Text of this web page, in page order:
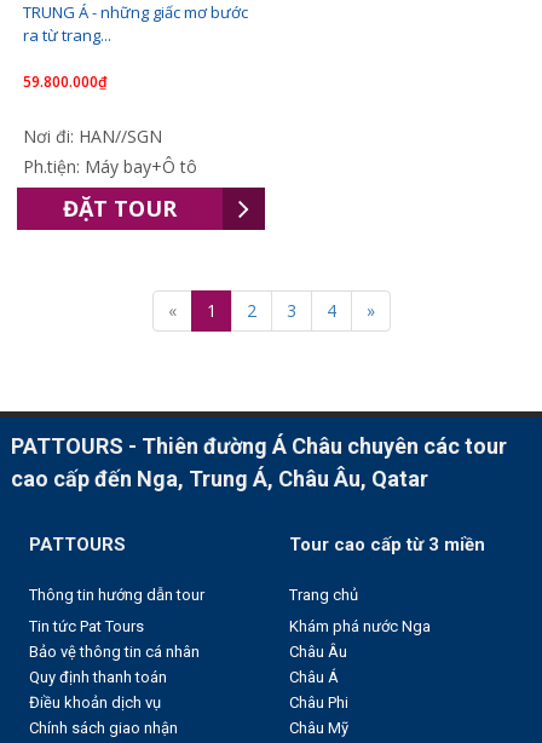
TRUNG Á - những giấc mơ bước
ra từ trang...
59.800.000₫
Nơi đi: HAN//SGN
Ph.tiện: Máy bay+Ô tô
ĐẶT TOUR
« 1 2 3 4 »
PATTOURS - Thiên đường Á Châu chuyên các tour
cao cấp đến Nga, Trung Á, Châu Âu, Qatar
PATTOURS
Thông tin hướng dẫn tour
Tin tức Pat Tours
Bảo vệ thông tin cá nhân
Quy định thanh toán
Điều khoản dịch vụ
Chính sách giao nhận
Tour cao cấp từ 3 miền
Trang chủ
Khám phá nước Nga
Châu Âu
Châu Á
Châu Phi
Châu Mỹ